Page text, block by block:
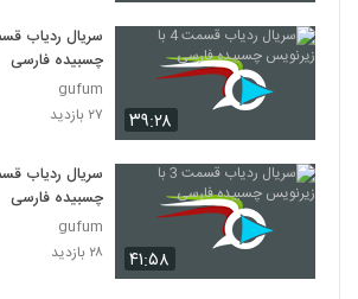
۳۹:۲۸
چسبیده فارسی
gufum
۲۷ بازدید
۴۱:۵۸
چسبیده فارسی
gufum
۲۸ بازدید